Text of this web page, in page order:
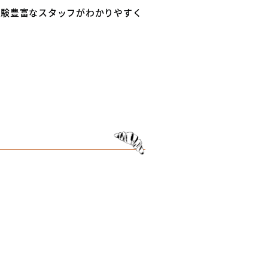
豊富なスタッフがわかりやすく